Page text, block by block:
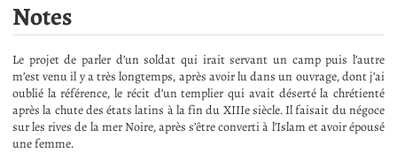
Notes
Le projet de parler d’un soldat qui irait servant un camp puis l’autre
m’est venu il y a très longtemps, après avoir lu dans un ouvrage, dont j’ai
oublié la référence, le récit d’un templier qui avait déserté la chrétienté
après la chute des états latins à la fin du XIIIe siècle. Il faisait du négoce
sur les rives de la mer Noire, après s’être converti à l’Islam et avoir épousé
une femme.